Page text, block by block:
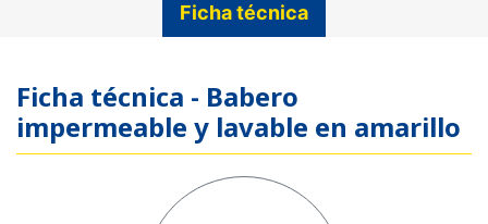
Ficha técnica
Ficha técnica - Babero
impermeable y lavable en amarillo